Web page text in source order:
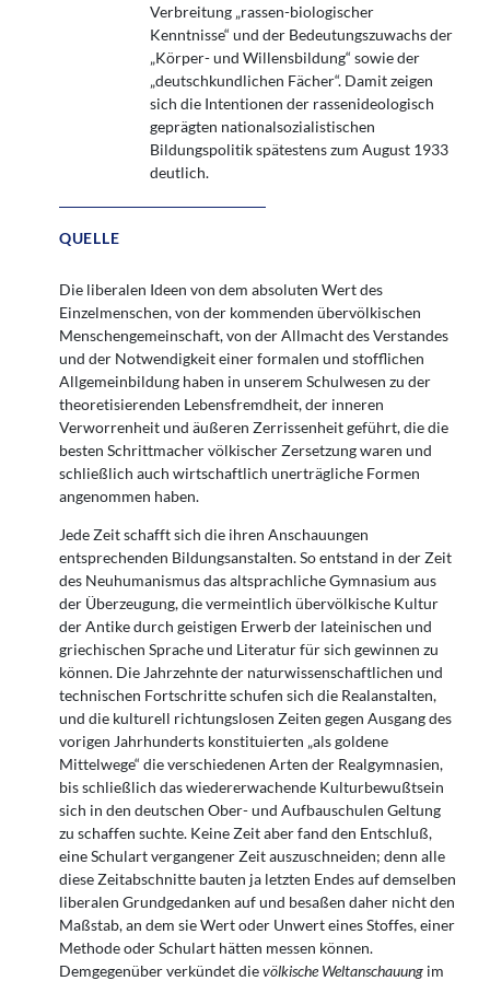
Verbreitung „rassen-biologischer
Kenntnisse“ und der Bedeutungszuwachs der
„Körper- und Willensbildung“ sowie der
„deutschkundlichen Fächer“. Damit zeigen
sich die Intentionen der rassenideologisch
geprägten nationalsozialistischen
Bildungspolitik spätestens zum August 1933
deutlich.
QUELLE
Die liberalen Ideen von dem absoluten Wert des
Einzelmenschen, von der kommenden übervölkischen
Menschengemeinschaft, von der Allmacht des Verstandes
und der Notwendigkeit einer formalen und stofflichen
Allgemeinbildung haben in unserem Schulwesen zu der
theoretisierenden Lebensfremdheit, der inneren
Verworrenheit und äußeren Zerrissenheit geführt, die die
besten Schrittmacher völkischer Zersetzung waren und
schließlich auch wirtschaftlich unerträgliche Formen
angenommen haben.
Jede Zeit schafft sich die ihren Anschauungen
entsprechenden Bildungsanstalten. So entstand in der Zeit
des Neuhumanismus das altsprachliche Gymnasium aus
der Überzeugung, die vermeintlich übervölkische Kultur
der Antike durch geistigen Erwerb der lateinischen und
griechischen Sprache und Literatur für sich gewinnen zu
können. Die Jahrzehnte der naturwissenschaftlichen und
technischen Fortschritte schufen sich die Realanstalten,
und die kulturell richtungslosen Zeiten gegen Ausgang des
vorigen Jahrhunderts konstituierten „als goldene
Mittelwege“ die verschiedenen Arten der Realgymnasien,
bis schließlich das wiedererwachende Kulturbewußtsein
sich in den deutschen Ober- und Aufbauschulen Geltung
zu schaffen suchte. Keine Zeit aber fand den Entschluß,
eine Schulart vergangener Zeit auszuschneiden; denn alle
diese Zeitabschnitte bauten ja letzten Endes auf demselben
liberalen Grundgedanken auf und besaßen daher nicht den
Maßstab, an dem sie Wert oder Unwert eines Stoffes, einer
Methode oder Schulart hätten messen können.
Demgegenüber verkündet dievölkische Weltanschauung im